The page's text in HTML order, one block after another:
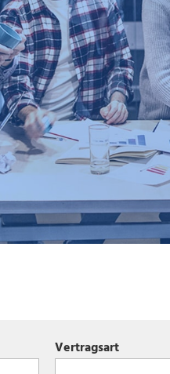
Vertragsart